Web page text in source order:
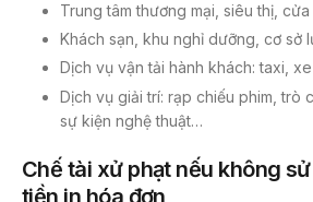
Trung tâm thương mại, siêu thị, cửa
Khách sạn, khu nghỉ dưỡng, cơ sở
Dịch vụ vận tải hành khách: taxi,
Dịch vụ giải trí: rạp chiếu phim, trò
sự kiện nghệ thuật…
Chế tài xử phạt nếu không
tiền in hóa đơn